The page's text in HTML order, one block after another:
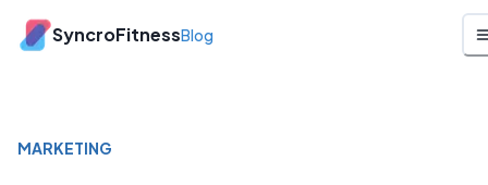
SyncroFitnessBlog
MARKETING